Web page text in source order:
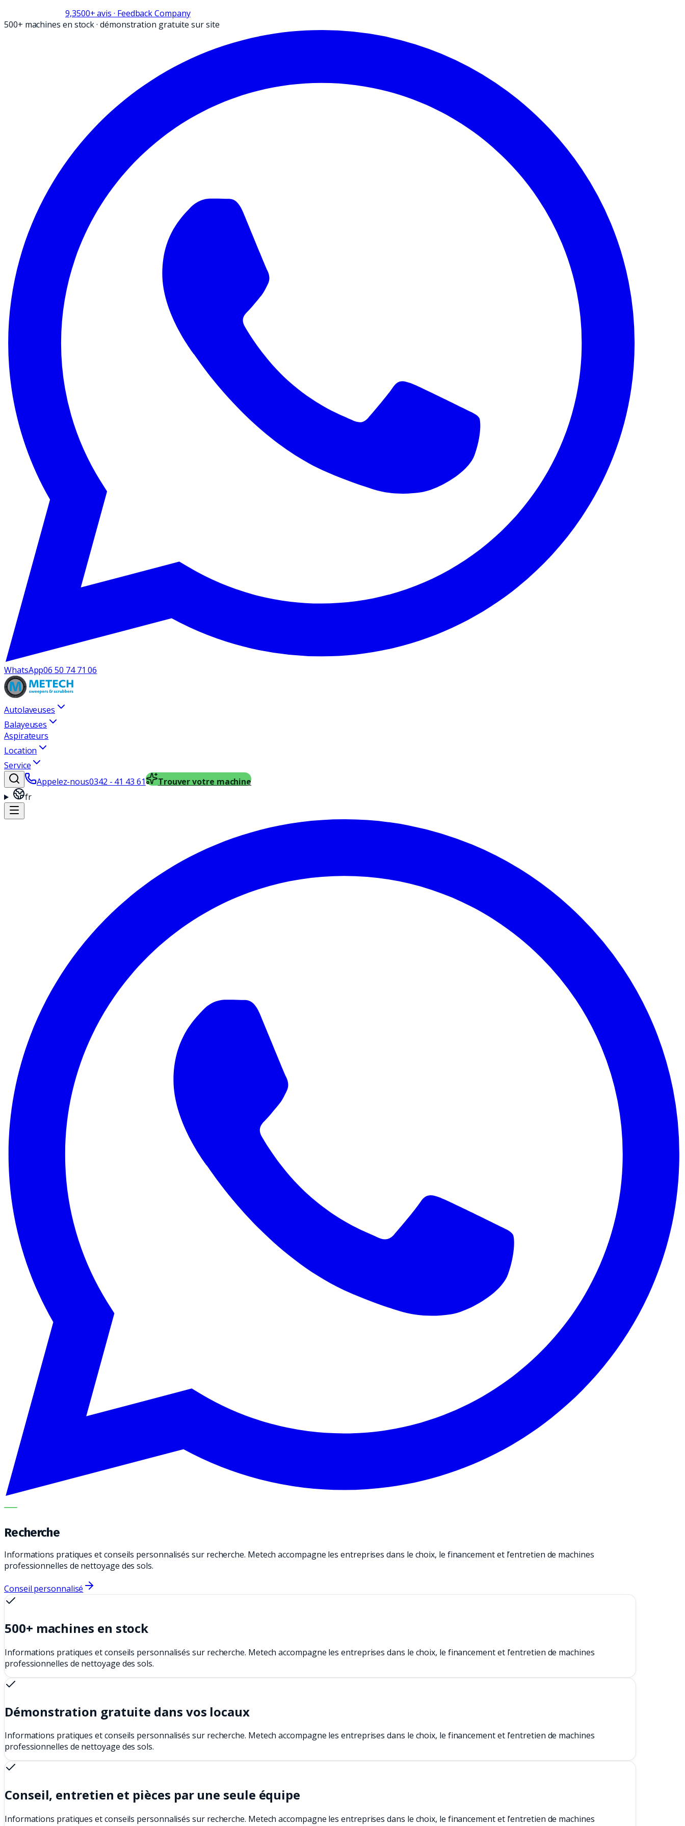
9,3500+avis · Feedback Company
500+ machines en stock·démonstration gratuite sur site
WhatsApp06 50 74 71 06
Autolaveuses
Balayeuses
Aspirateurs
Location
Service
Appelez-nous0342 - 41 43 61
Trouver votre machine
fr
METECH
Recherche
Informations pratiques et conseils personnalisés sur recherche. Metech accompagne les entreprises dans le choix, le financement et l’entretien de machines
professionnelles de nettoyage des sols.
Conseil personnalisé
500+ machines en stock
Informations pratiques et conseils personnalisés sur recherche. Metech accompagne les entreprises dans le choix, le financement et l’entretien de machines
professionnelles de nettoyage des sols.
Démonstration gratuite dans vos locaux
Informations pratiques et conseils personnalisés sur recherche. Metech accompagne les entreprises dans le choix, le financement et l’entretien de machines
professionnelles de nettoyage des sols.
Conseil, entretien et pièces par une seule équipe
Informations pratiques et conseils personnalisés sur recherche. Metech accompagne les entreprises dans le choix, le financement et l’entretien de machines